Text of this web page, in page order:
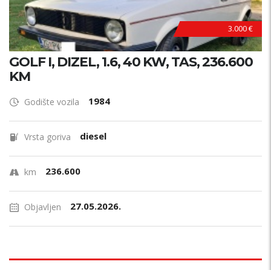
3.000 €
GOLF I, DIZEL, 1.6, 40 KW, TAS, 236.600
KM
Godište vozila 1984
Vrsta goriva diesel
km 236.600
Objavljen 27.05.2026.